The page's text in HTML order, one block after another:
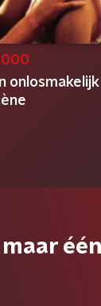
onlosmakelijk
maar